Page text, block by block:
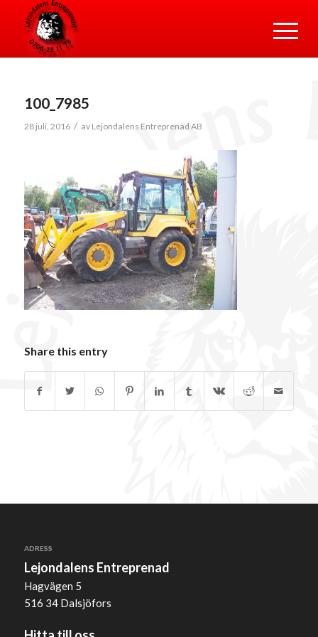
100_7985
28 juli, 2016 / av Lejondalens Entreprenad AB
Share this entry
ADRESS
Lejondalens Entreprenad
Hagvägen 5
516 34 Dalsjöfors